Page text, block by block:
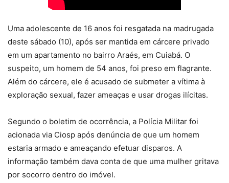
Uma adolescente de 16 anos foi resgatada na madrugada
deste sábado (10), após ser mantida em cárcere privado
em um apartamento no bairro Araés, em Cuiabá. O
suspeito, um homem de 54 anos, foi preso em flagrante.
Além do cárcere, ele é acusado de submeter a vítima à
exploração sexual, fazer ameaças e usar drogas ilícitas.
Segundo o boletim de ocorrência, a Polícia Militar foi
acionada via Ciosp após denúncia de que um homem
estaria armado e ameaçando efetuar disparos. A
informação também dava conta de que uma mulher gritava
por socorro dentro do imóvel.